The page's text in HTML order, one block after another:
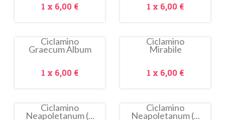
Prezzo
1 x 6,00 € Prezzo
1 x 6,00 €
Ciclamino
Graecum Album
Prezzo
1 x 6,00 €
Ciclamino
Mirabile
Prezzo
1 x 6,00 €
Ciclamino
Neapoletanum (...
Ciclamino
Neapoletanum (...